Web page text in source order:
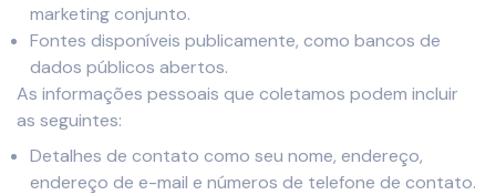
marketing conjunto.
Fontes disponíveis publicamente, como bancos de
dados públicos abertos.
As informações pessoais que coletamos podem incluir
as seguintes:
Detalhes de contato como seu nome, endereço,
endereço de e-mail e números de telefone de contato.